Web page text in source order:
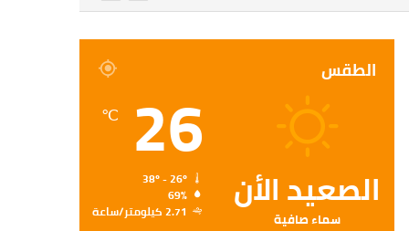
الطقس
الصعيد الأن
سماء صافية
26
℃
69%
2.71 كيلومتر/ساعة